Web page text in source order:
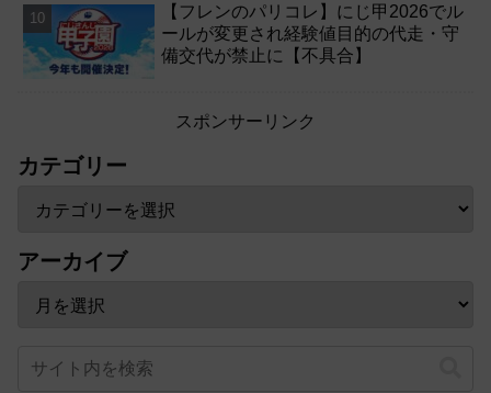
【フレンのパリコレ】にじ甲2026でル
ールが変更され経験値目的の代走・守
備交代が禁止に【不具合】
スポンサーリンク
カテゴリー
アーカイブ